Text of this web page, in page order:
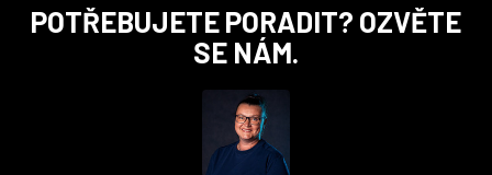
POTŘEBUJETE PORADIT? OZVĚTE
SE NÁM.